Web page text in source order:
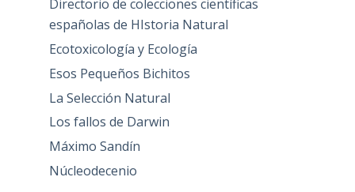
Directorio de colecciones científicas
españolas de HIstoria Natural
Ecotoxicología y Ecología
Esos Pequeños Bichitos
La Selección Natural
Los fallos de Darwin
Máximo Sandín
Núcleodecenio